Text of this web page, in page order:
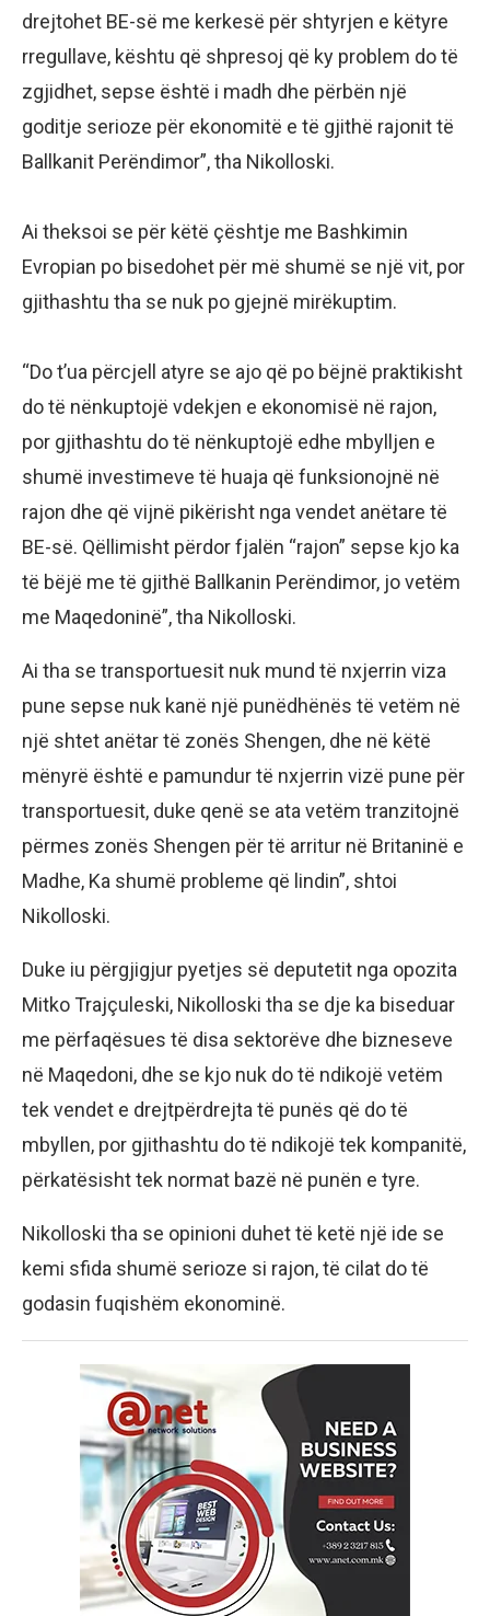
drejtohet BE-së me kerkesë për shtyrjen e këtyre
rregullave, kështu që shpresoj që ky problem do të
zgjidhet, sepse është i madh dhe përbën një
goditje serioze për ekonomitë e të gjithë rajonit të
Ballkanit Perëndimor”, tha Nikolloski.
Ai theksoi se për këtë çështje me Bashkimin
Evropian po bisedohet për më shumë se një vit, por
gjithashtu tha se nuk po gjejnë mirëkuptim.
“Do t’ua përcjell atyre se ajo që po bëjnë praktikisht
do të nënkuptojë vdekjen e ekonomisë në rajon,
por gjithashtu do të nënkuptojë edhe mbylljen e
shumë investimeve të huaja që funksionojnë në
rajon dhe që vijnë pikërisht nga vendet anëtare të
BE-së. Qëllimisht përdor fjalën “rajon” sepse kjo ka
të bëjë me të gjithë Ballkanin Perëndimor, jo vetëm
me Maqedoninë”, tha Nikolloski.
Ai tha se transportuesit nuk mund të nxjerrin viza
pune sepse nuk kanë një punëdhënës të vetëm në
një shtet anëtar të zonës Shengen, dhe në këtë
mënyrë është e pamundur të nxjerrin vizë pune për
transportuesit, duke qenë se ata vetëm tranzitojnë
përmes zonës Shengen për të arritur në Britaninë e
Madhe, Ka shumë probleme që lindin”, shtoi
Nikolloski.
Duke iu përgjigjur pyetjes së deputetit nga opozita
Mitko Trajçuleski, Nikolloski tha se dje ka biseduar
me përfaqësues të disa sektorëve dhe bizneseve
në Maqedoni, dhe se kjo nuk do të ndikojë vetëm
tek vendet e drejtpërdrejta të punës që do të
mbyllen, por gjithashtu do të ndikojë tek kompanitë,
përkatësisht tek normat bazë në punën e tyre.
Nikolloski tha se opinioni duhet të ketë një ide se
kemi sfida shumë serioze si rajon, të cilat do të
godasin fuqishëm ekonominë.